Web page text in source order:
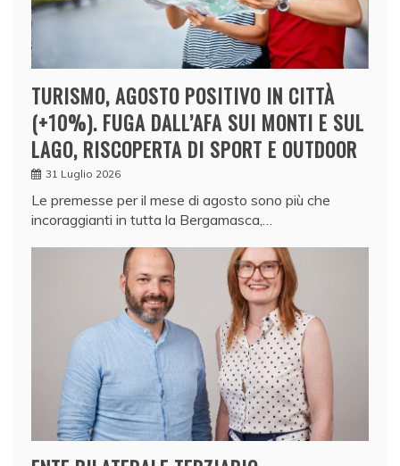
TURISMO, AGOSTO POSITIVO IN CITTÀ
(+10%). FUGA DALL’AFA SUI MONTI E SUL
LAGO, RISCOPERTA DI SPORT E OUTDOOR
31 Luglio 2026
Le premesse per il mese di agosto sono più che
incoraggianti in tutta la Bergamasca,…